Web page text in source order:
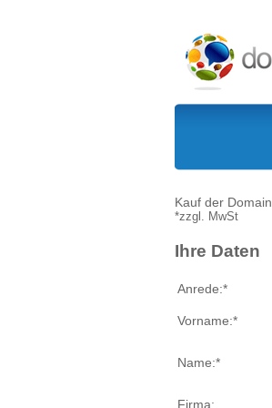
Kauf der Domain
*zzgl. MwSt
Ihre Daten
Anrede:*
Vorname:*
Name:*
Firma: